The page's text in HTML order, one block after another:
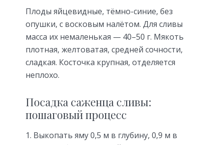
Плоды яйцевидные, тёмно-синие, без
опушки, с восковым налётом. Для сливы
масса их немаленькая — 40–50 г. Мякоть
плотная, желтоватая, средней сочности,
сладкая. Косточка крупная, отделяется
неплохо.
Посадка саженца сливы:
пошаговый процесс
Выкопать яму 0,5 м в глубину, 0,9 м в